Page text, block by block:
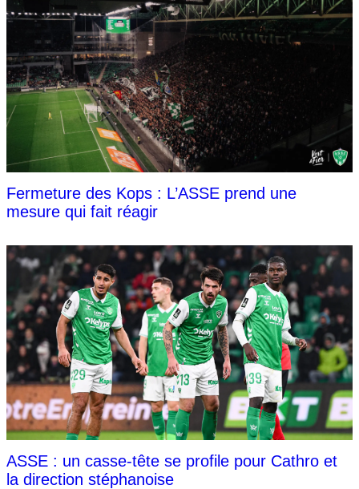
Fermeture des Kops : L’ASSE prend une
mesure qui fait réagir
ASSE : un casse-tête se profile pour Cathro et
la direction stéphanoise